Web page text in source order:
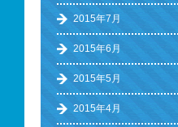
2015年7月
2015年6月
2015年5月
2015年4月